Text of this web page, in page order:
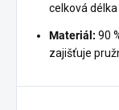
celková
Materiál: 90
zajišťuje